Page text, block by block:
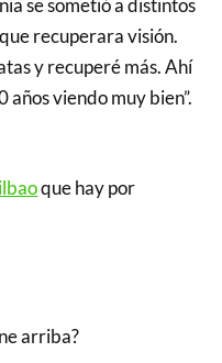
se sometió a distintos
recuperara visión.
y recuperé más. Ahí
años viendo muy bien”.
que hay por
arriba?